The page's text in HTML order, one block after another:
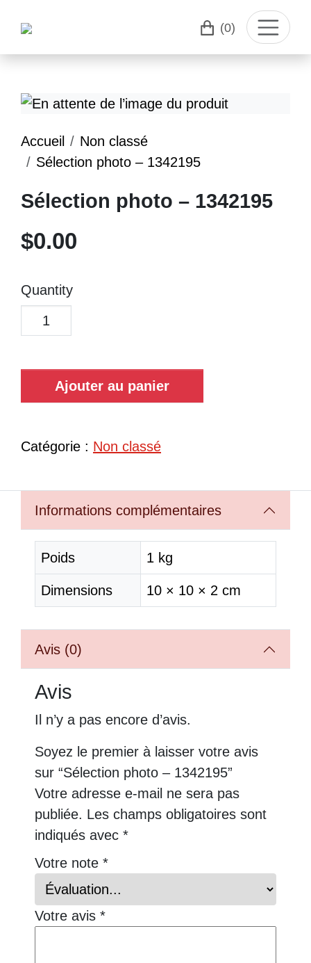
(0)
Accueil
Non classé
Sélection photo – 1342195
Sélection photo – 1342195
$0.00
Quantity
Ajouter au panier
Catégorie : Non classé
Informations complémentaires
Poids 1 kg
Dimensions 10 × 10 × 2 cm
Avis (0)
Avis
Il n’y a pas encore d’avis.
Soyez le premier à laisser votre avis
sur “Sélection photo – 1342195”
Votre adresse e-mail ne sera pas
publiée. Les champs obligatoires sont
indiqués avec *
Votre note *
Votre avis *